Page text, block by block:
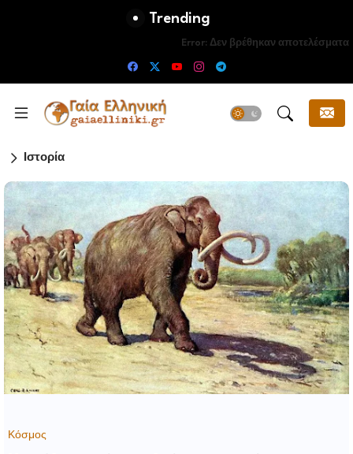
Trending
Error: Δεν βρέθηκαν αποτελέσματα
Ιστορία
Κόσμος